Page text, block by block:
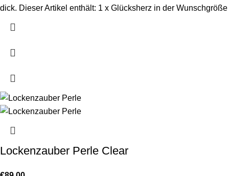
dick. Dieser Artikel enthält: 1 x Glücksherz in der Wunschgröße
Lockenzauber Perle Clear